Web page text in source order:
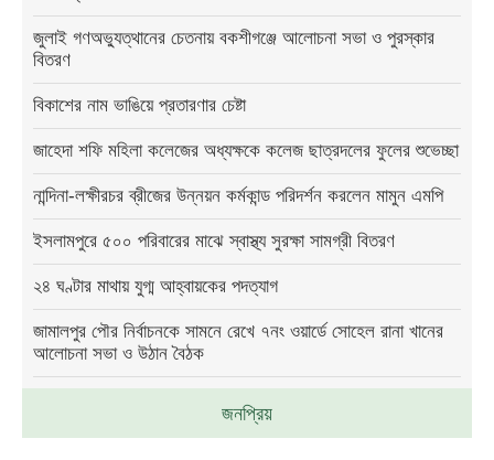
জনপ্রিয়
জুলাই গণঅভ্যুত্থানের চেতনায় বকশীগঞ্জে আলোচনা সভা ও পুরস্কার
বিতরণ
বিকাশের নাম ভাঙিয়ে প্রতারণার চেষ্টা
জাহেদা শফি মহিলা কলেজের অধ্যক্ষকে কলেজ ছাত্রদলের ফুলের শুভেচ্ছা
নান্দিনা-লক্ষীরচর ব্রীজের উন্নয়ন কর্মকান্ড পরিদর্শন করলেন মামুন এমপি
ইসলামপুরে ৫০০ পরিবারের মাঝে স্বাস্থ্য সুরক্ষা সামগ্রী বিতরণ
২৪ ঘণ্টার মাথায় যুগ্ম আহ্বায়কের পদত্যাগ
জামালপুর পৌর নির্বাচনকে সামনে রেখে ৭নং ওয়ার্ডে সোহেল রানা খানের
আলোচনা সভা ও উঠান বৈঠক